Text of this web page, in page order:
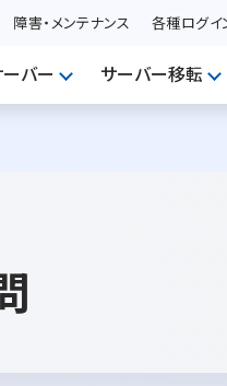
障害・メンテナンス 各種ログイ
バー サーバー移転